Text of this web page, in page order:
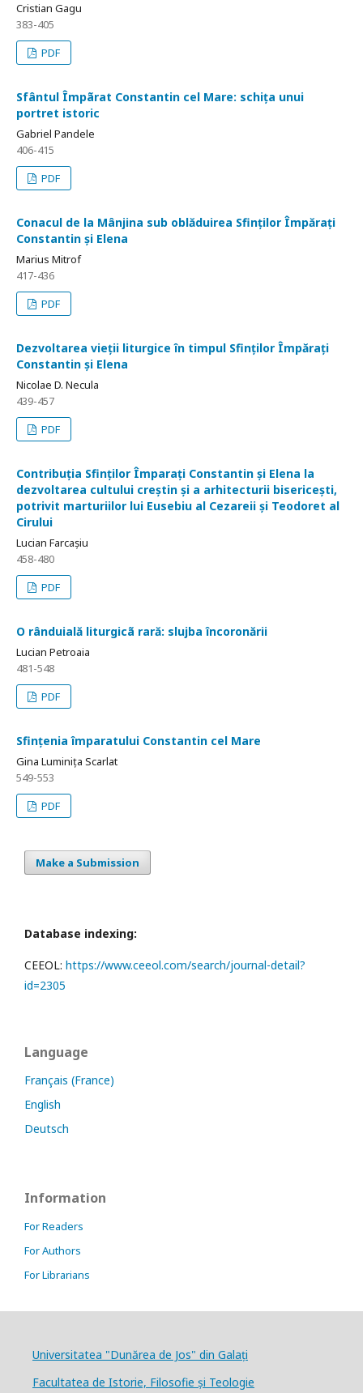
Cristian Gagu
383-405
PDF
Sfântul Împãrat Constantin cel Mare: schița unui
portret istoric
Gabriel Pandele
406-415
PDF
Conacul de la Mânjina sub oblăduirea Sfinților Împărați
Constantin și Elena
Marius Mitrof
417-436
PDF
Dezvoltarea vieții liturgice în timpul Sfinților Împărați
Constantin și Elena
Nicolae D. Necula
439-457
PDF
Contribuția Sfinților Împarați Constantin și Elena la
dezvoltarea cultului creștin și a arhitecturii bisericești,
potrivit marturiilor lui Eusebiu al Cezareii și Teodoret al
Cirului
Lucian Farcașiu
458-480
PDF
O rânduială liturgicã rară: slujba încoronării
Lucian Petroaia
481-548
PDF
Sfințenia împaratului Constantin cel Mare
Gina Luminița Scarlat
549-553
PDF
Make a Submission
Database indexing:
CEEOL: https://www.ceeol.com/search/journal-detail?
id=2305
Language
Français (France)
English
Deutsch
Information
For Readers
For Authors
For Librarians
Universitatea "Dunărea de Jos" din Galați
Facultatea de Istorie, Filosofie și Teologie